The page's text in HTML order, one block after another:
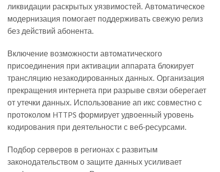
ликвидации раскрытых уязвимостей. Автоматическое
модернизация помогает поддерживать свежую релиз
без действий абонента.
Включение возможности автоматического
присоединения при активации аппарата блокирует
трансляцию незакодированных данных. Организация
прекращения интернета при разрыве связи оберегает
от утечки данных. Использование ап икс совместно с
протоколом HTTPS формирует удвоенный уровень
кодирования при деятельности с веб-ресурсами.
Подбор серверов в регионах с развитым
законодательством о защите данных усиливает